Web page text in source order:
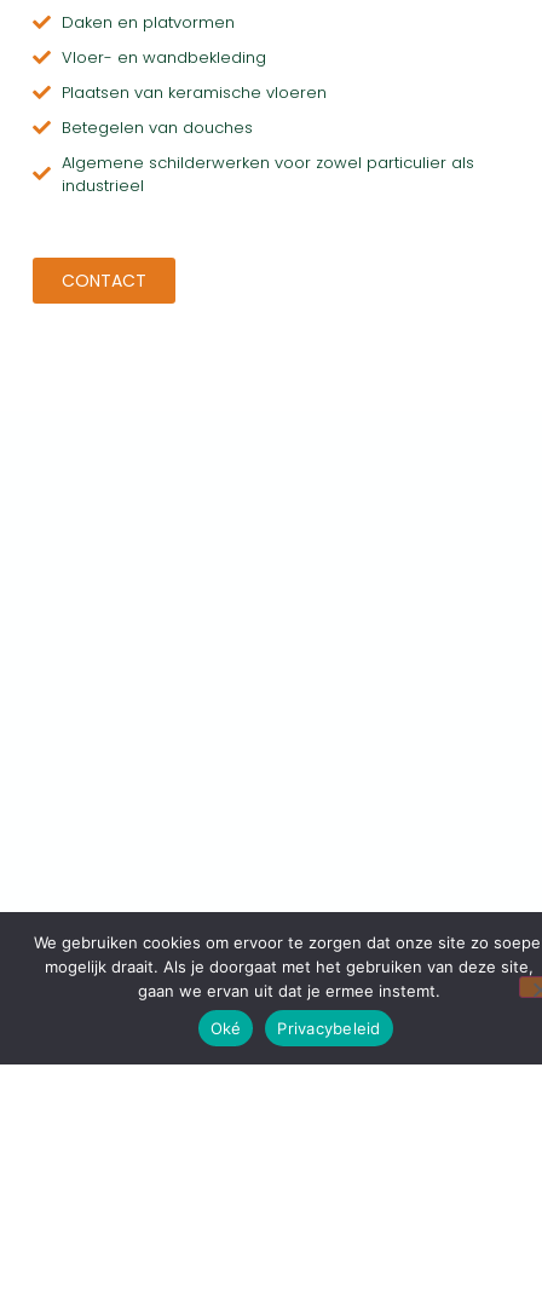
Daken en platvormen
Vloer- en wandbekleding
Plaatsen van keramische vloeren
Betegelen van douches
Algemene schilderwerken voor zowel particulier als
industrieel
CONTACT
We gebruiken cookies om ervoor te zorgen dat onze site zo
mogelijk draait. Als je doorgaat met het gebruiken van deze site,
gaan we ervan uit dat je ermee instemt.
Oké
Privacybeleid